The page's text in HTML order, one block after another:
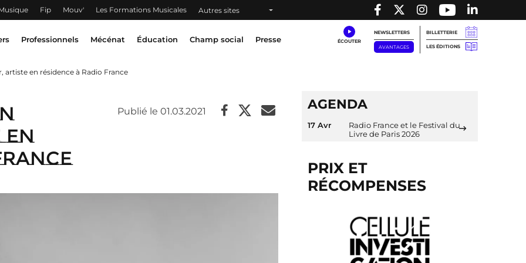
Fip Mouv' Les Formations Musicales Autres sites
Professionnels Mécénat Éducation Champ social Presse
NEWSLETTERS
AVANTAGES
BILLETTERIE
LES ÉDITIONS
artiste en résidence à Radio France
en
Publié le 01.03.2021 AGENDA
17 Avr
Radio France et le Festival du
Livre de Paris 2026
PRIX ET
RÉCOMPENSES